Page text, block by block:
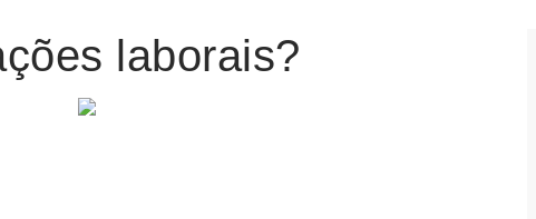
laborais?